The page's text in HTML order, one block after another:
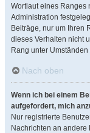
Wortlaut eines Ranges
Administration
Beiträge, nur um Ihren
dieses Verhalten nicht
Rang unter
Nach oben
Wenn ich bei einem
aufgefordert, mich
Nur registrierte
Nachrichten an